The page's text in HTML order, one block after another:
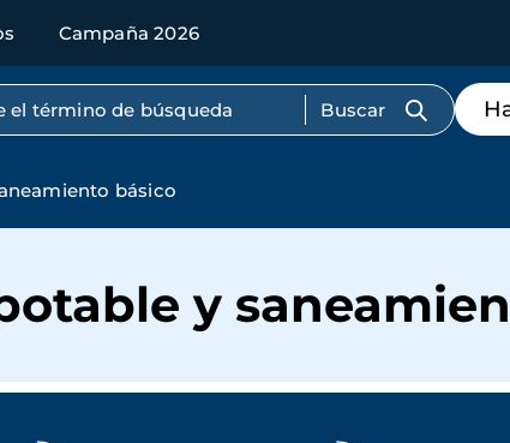
Campaña 2026
por texto completo
Menú
de
básico
y